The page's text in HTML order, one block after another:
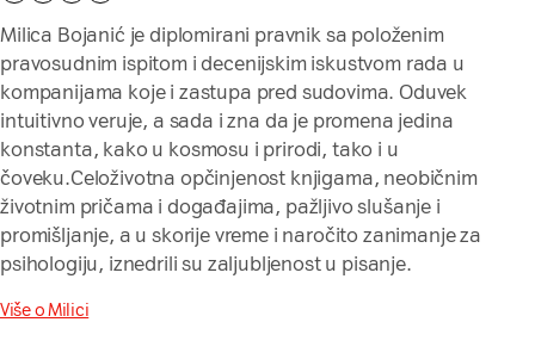
Milica Bojanić je diplomirani pravnik sa položenim
pravosudnim ispitom i decenijskim iskustvom rada u
kompanijama koje i zastupa pred sudovima. Oduvek
intuitivno veruje, a sada i zna da je promena jedina
konstanta, kako u kosmosu i prirodi, tako i u
čoveku.Celoživotna opčinjenost knjigama, neobičnim
životnim pričama i događajima, pažljivo slušanje i
promišljanje, a u skorije vreme i naročito zanimanje za
psihologiju, iznedrili su zaljubljenost u pisanje.
Više o Milici